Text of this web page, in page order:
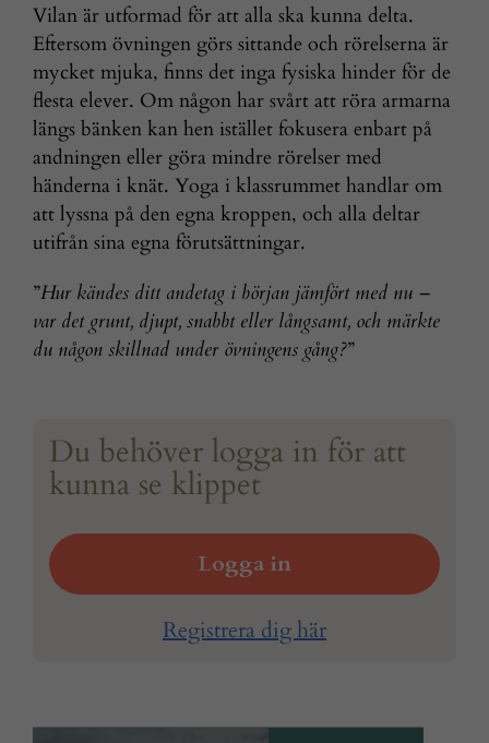
Vilan är utformad för att alla ska kunna delta.
Eftersom övningen görs sittande och rörelserna är
mycket mjuka, finns det inga fysiska hinder för de
flesta elever. Om någon har svårt att röra armarna
längs bänken kan hen istället fokusera enbart på
andningen eller göra mindre rörelser med
händerna i knät. Yoga i klassrummet handlar om
att lyssna på den egna kroppen, och alla deltar
utifrån sina egna förutsättningar.
”Hur kändes ditt andetag i början jämfört med nu –
var det grunt, djupt, snabbt eller långsamt, och märkte
du någon skillnad under övningens gång?”
Du behöver logga in för att
kunna se klippet
Logga in
Registrera dig här